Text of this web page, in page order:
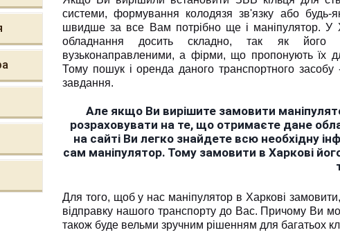
системи, формування колодязя зв'язку або будь-
швидше за все Вам потрібно ще і маніпулятор. У
обладнання досить складно, так як його
вузьконаправленими, а фірми, що пропонують їх
Тому пошук і оренда даного транспортного
завдання.
Але якщо Ви вирішите замовити
розраховувати на те, що отримаєте дане
на сайті Ви легко знайдете всю необхідну
сам маніпулятор. Тому замовити в Харкові
Для того, щоб у нас маніпулятор в Харкові
відправку нашого транспорту до Вас. Причому Ви
також буде вельми зручним рішенням для багатьох